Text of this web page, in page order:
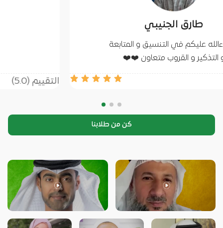
و المتابعة
❤️❤️
التقييم (5.0)
كن من طلابنا